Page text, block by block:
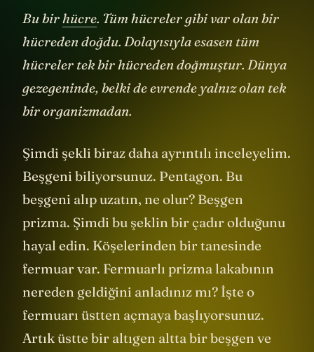
Bu birhücre. Tüm hücreler gibi var olan bir
hücreden doğdu. Dolayısıyla esasen tüm
hücreler tek bir hücreden doğmuştur. Dünya
gezegeninde, belki de evrende yalnız olan tek
bir organizmadan.
Şimdi şekli biraz daha ayrıntılı inceleyelim.
Beşgeni biliyorsunuz. Pentagon. Bu
beşgeni alıp uzatın, ne olur? Beşgen
prizma. Şimdi bu şeklin bir çadır olduğunu
hayal edin. Köşelerinden bir tanesinde
fermuar var. Fermuarlı prizma lakabının
nereden geldiğini anladınız mı? İşte o
fermuarı üstten açmaya başlıyorsunuz.
Artık üstte bir altıgen altta bir beşgen ve